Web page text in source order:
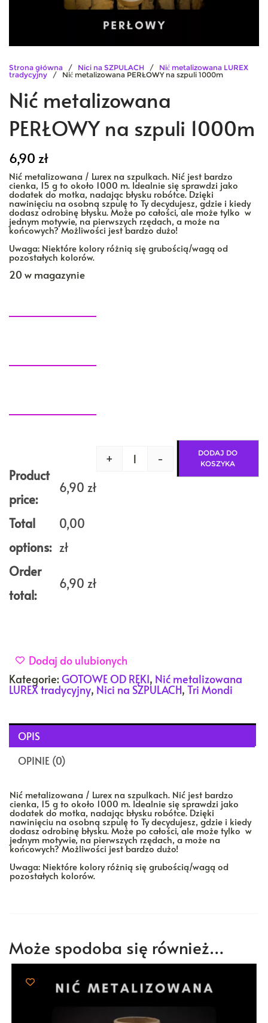
Strona główna / Nici na SZPULACH / Nić metalizowana LUREX
tradycyjny / Nić metalizowana PERŁOWY na szpuli 1000m
Nić metalizowana
PERŁOWY na szpuli 1000m
6,90 zł
Nić metalizowana / Lurex na szpulkach. Nić jest bardzo
cienka, 15 g to około 1000 m. Idealnie się sprawdzi jako
dodatek do motka, nadając błysku robótce. Dzięki
nawinięciu na osobną szpulę to Ty decydujesz, gdzie i kiedy
dodasz odrobinę błysku. Może po całości, ale może tylko w
jednym motywie, na pierwszych rzędach, a może na
końcowych? Możliwości jest bardzo dużo!
Uwaga: Niektóre kolory różnią się grubością/wagą od
pozostałych kolorów.
20 w magazynie
Product
price:
6,90 zł
Total
options:
0,00
zł
Order
total:
6,90 zł
+
ilość
metalizowana
-
DODAJ DO
KOSZYKA
Dodaj do ulubionych
Kategorie:GOTOWE OD RĘKI, Nić metalizowana
LUREX tradycyjny, Nici na SZPULACH, Tri Mondi
OPIS
OPINIE (0)
Nić metalizowana / Lurex na szpulkach. Nić jest bardzo
cienka, 15 g to około 1000 m. Idealnie się sprawdzi jako
dodatek do motka, nadając błysku robótce. Dzięki
nawinięciu na osobną szpulę to Ty decydujesz, gdzie i kiedy
dodasz odrobinę błysku. Może po całości, ale może tylko w
jednym motywie, na pierwszych rzędach, a może na
końcowych? Możliwości jest bardzo dużo!
Uwaga: Niektóre kolory różnią się grubością/wagą od
pozostałych kolorów.
Może spodoba się również…